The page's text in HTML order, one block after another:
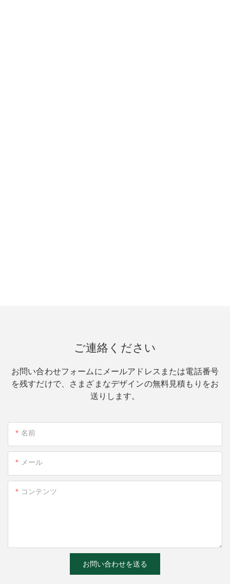
ご連絡ください
お問い合わせフォームにメールアドレスまたは電話番号
を残すだけで、さまざまなデザインの無料見積もりをお
送りします。
名前
メール
コンテンツ
お問い合わせを送る